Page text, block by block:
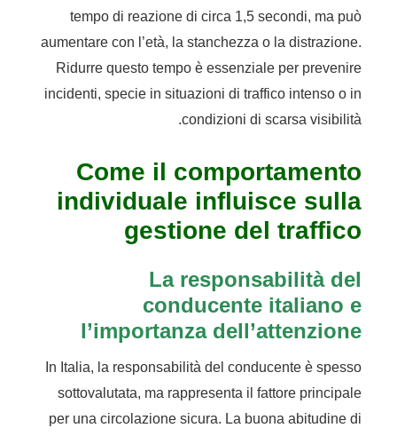
tempo di reazione di circa 1,5 secondi, ma può
aumentare con l’età, la stanchezza o la distrazione.
Ridurre questo tempo è essenziale per prevenire
incidenti, specie in situazioni di traffico intenso o in
condizioni di scarsa visibilità.
Come il comportamento
individuale influisce sulla
gestione del traffico
La responsabilità del
conducente italiano e
l’importanza dell’attenzione
In Italia, la responsabilità del conducente è spesso
sottovalutata, ma rappresenta il fattore principale
per una circolazione sicura. La buona abitudine di